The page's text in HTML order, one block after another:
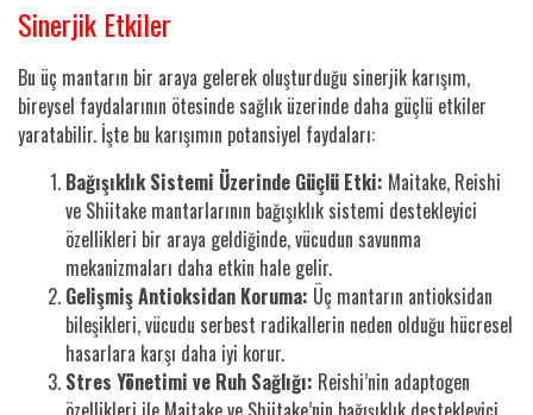
Sinerjik Etkiler
Bu üç mantarın bir araya gelerek oluşturduğu sinerjik karışım,
bireysel faydalarının ötesinde sağlık üzerinde daha güçlü etkiler
yaratabilir. İşte bu karışımın potansiyel faydaları:
Bağışıklık Sistemi Üzerinde Güçlü Etki: Maitake, Reishi
ve Shiitake mantarlarının bağışıklık sistemi destekleyici
özellikleri bir araya geldiğinde, vücudun savunma
mekanizmaları daha etkin hale gelir.
Gelişmiş Antioksidan Koruma: Üç mantarın antioksidan
bileşikleri, vücudu serbest radikallerin neden olduğu hücresel
hasarlara karşı daha iyi korur.
Stres Yönetimi ve Ruh Sağlığı: Reishi’nin adaptogen